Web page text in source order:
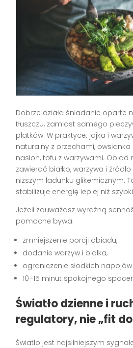
Dobrze działa śniadanie oparte
tłuszczu, zamiast samego
płatków. W praktyce: jajka i
naturalny z orzechami, owsianka
nasion, tofu z warzywami. Obiad
zawierać białko, warzywa i
niższym ładunku glikemicznym.
stabilizuje energię lepiej niż
Jeżeli zauważasz wyraźną
pomocne bywa:
zmniejszenie porcji obiadu,
dodanie warzyw i białka,
ograniczenie słodkich napojów
10–15 minut spokojnego
Światło dzienne i
regulatory, nie „fit
Światło jest najsilniejszym